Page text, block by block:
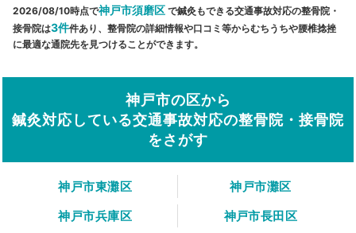
2026/08/10時点で神戸市須磨区 で鍼灸もできる交通事故対応の整骨院・
接骨院は3件件あり、整骨院の詳細情報や口コミ等からむちうちや腰椎捻挫
に最適な通院先を見つけることができます。
神戸市の区から
鍼灸対応している交通事故対応の整骨院・接骨院
をさがす
神戸市東灘区
神戸市灘区
神戸市兵庫区
神戸市長田区